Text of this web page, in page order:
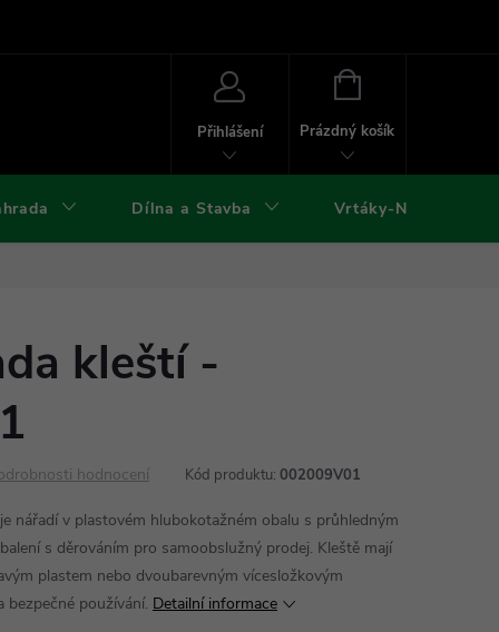
Přihlášení
NÁKUPNÍ
Prázdný košík
Dílna a Stavba Vrtáky-Nástroje
kleští -
hodnocení Kód produktu: 002009V01
je nářadí v plastovém hlubokotažném obalu s průhledným
s děrováním pro samoobslužný prodej. Kleště mají
plastem nebo dvoubarevným vícesložkovým
bezpečné používání. Detailní informace